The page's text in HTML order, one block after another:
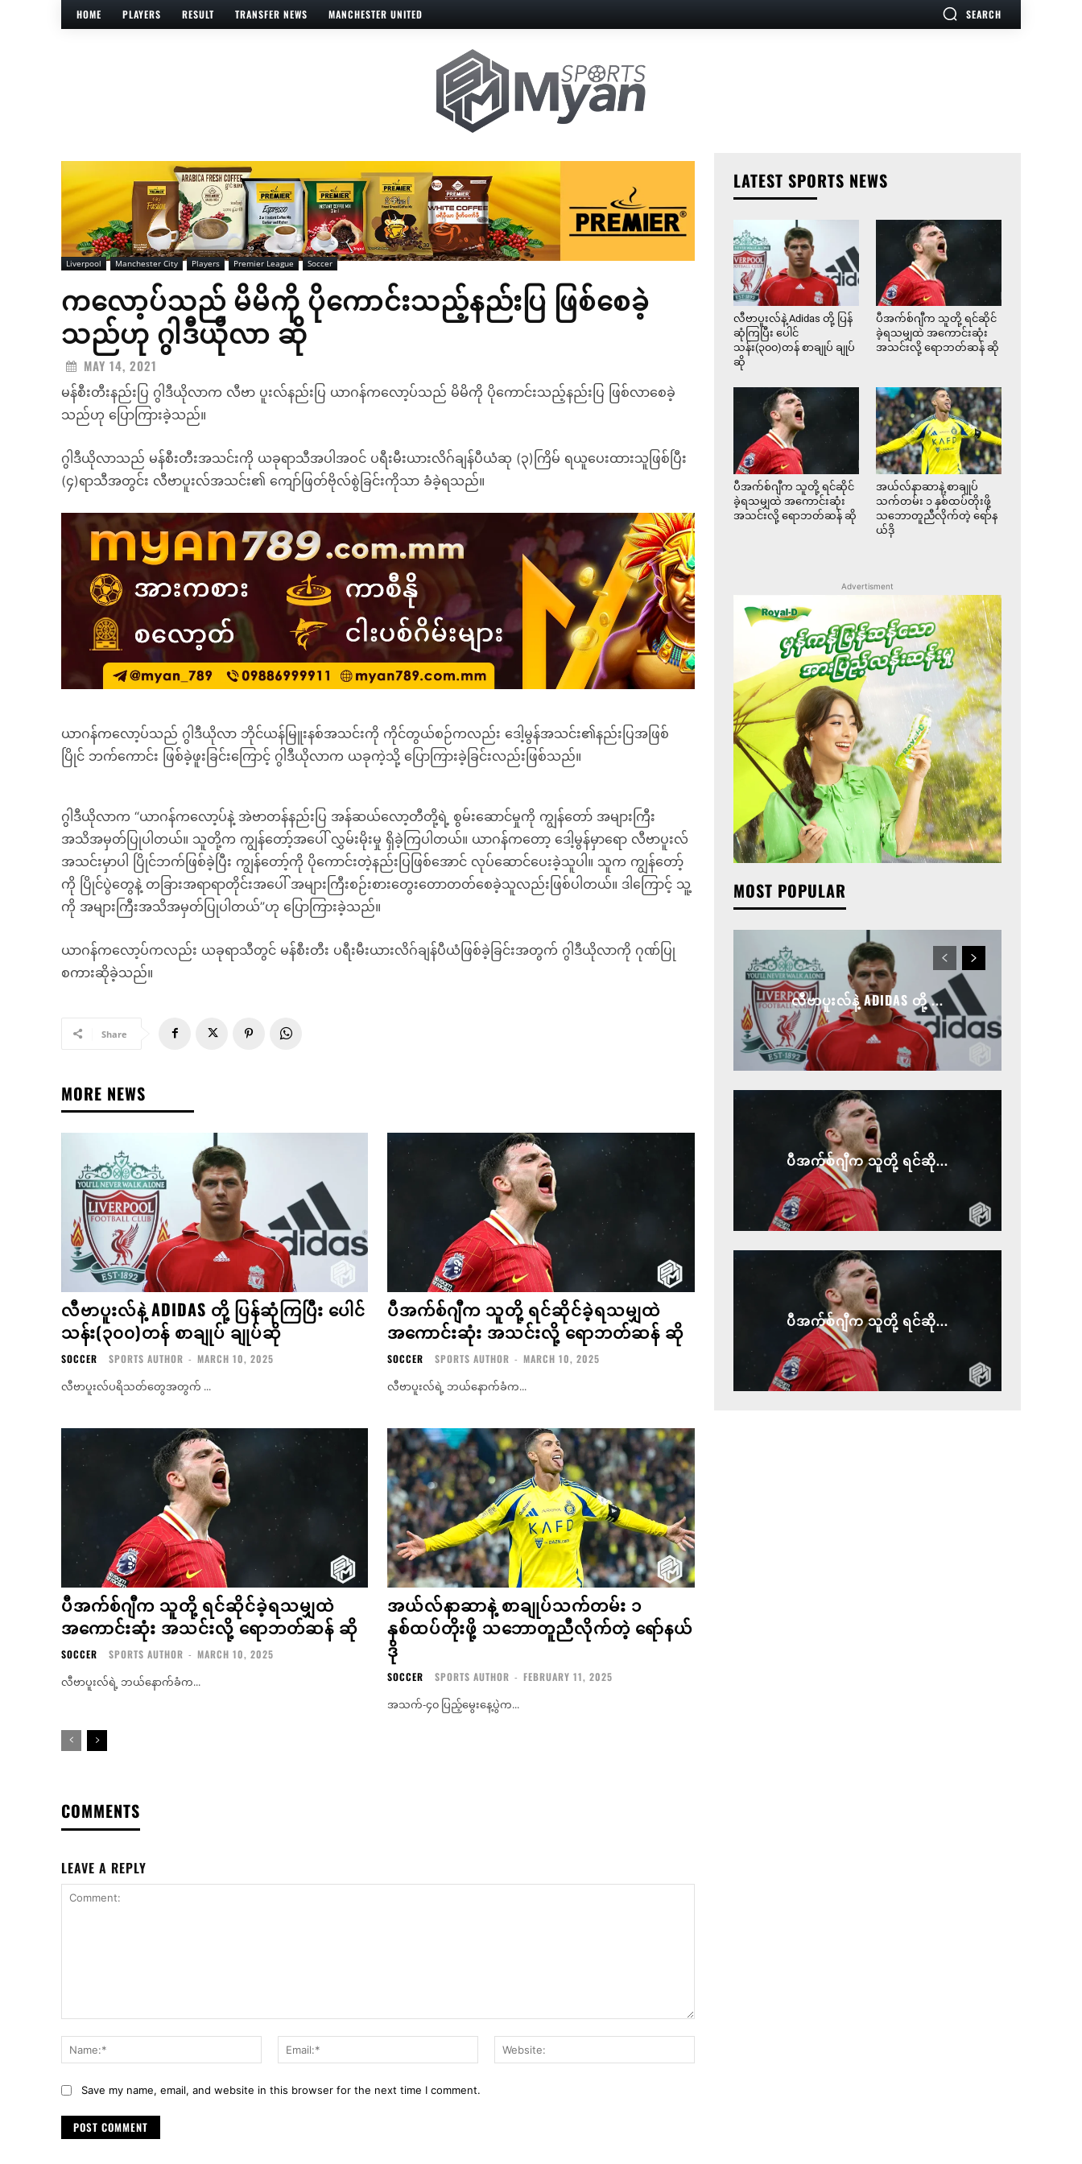
HOME PLAYERS RESULT TRANSFER NEWS MANCHESTER UNITED SEARCH
Liverpool Manchester City Players Premier League Soccer
ကလော့ပ်သည် မိမိကို ပိုကောင်းသည့်နည်းပြ ဖြစ်စေခဲ့
သည်ဟု ဂွါဒီယိုလာ ဆို
MAY 14, 2021
မန်စီးတီးနည်းပြ ဂွါဒီယိုလာက လီဗာ ပူးလ်နည်းပြ ယာဂန်ကလော့ပ်သည် မိမိကို ပိုကောင်းသည့်နည်းပြ ဖြစ်လာစေခဲ့
သည်ဟု ပြောကြားခဲ့သည်။
ဂွါဒီယိုလာသည် မန်စီးတီးအသင်းကို ယခုရာသီအပါအဝင် ပရီးမီးယားလိဂ်ချန်ပီယံဆု (၃)ကြိမ် ရယူပေးထားသူဖြစ်ပြီး
(၄)ရာသီအတွင်း လီဗာပူးလ်အသင်း၏ ကျော်ဖြတ်ဗိုလ်စွဲခြင်းကိုသာ ခံခဲ့ရသည်။
ယာဂန်ကလော့ပ်သည် ဂွါဒီယိုလာ ဘိုင်ယန်မြူးနစ်အသင်းကို ကိုင်တွယ်စဉ်ကလည်း ဒေါ့မွန်အသင်း၏နည်းပြအဖြစ်
ပြိုင် ဘက်ကောင်း ဖြစ်ခဲ့ဖူးခြင်းကြောင့် ဂွါဒီယိုလာက ယခုကဲ့သို့ ပြောကြားခဲ့ခြင်းလည်းဖြစ်သည်။
ဂွါဒီယိုလာက “ယာဂန်ကလော့ပ်နဲ့ အဲဗာတန်နည်းပြ အန်ဆယ်လော့တီတို့ရဲ့ စွမ်းဆောင်မှုကို ကျွန်တော် အများကြီး
အသိအမှတ်ပြုပါတယ်။ သူတို့က ကျွန်တော့်အပေါ် လွှမ်းမိုးမှု ရှိခဲ့ကြပါတယ်။ ယာဂန်ကတော့ ဒေါ့မွန်မှာရော လီဗာပူးလ်
အသင်းမှာပါ ပြိုင်ဘက်ဖြစ်ခဲ့ပြီး ကျွန်တော့်ကို ပိုကောင်းတဲ့နည်းပြဖြစ်အောင် လုပ်ဆောင်ပေးခဲ့သူပါ။ သူက ကျွန်တော့်
ကို ပြိုင်ပွဲတွေနဲ့ တခြားအရာရာတိုင်းအပေါ် အများကြီးစဉ်းစားတွေးတောတတ်စေခဲ့သူလည်းဖြစ်ပါတယ်။ ဒါကြောင့် သူ့
ကို အများကြီးအသိအမှတ်ပြုပါတယ်”ဟု ပြောကြားခဲ့သည်။
ယာဂန်ကလော့ပ်ကလည်း ယခုရာသီတွင် မန်စီးတီး ပရီးမီးယားလိဂ်ချန်ပီယံဖြစ်ခဲ့ခြင်းအတွက် ဂွါဒီယိုလာကို ဂုဏ်ပြု
စကားဆိုခဲ့သည်။
Share
MORE NEWS
လီဗာပူးလ်နဲ့ ADIDAS တို့ ပြန်ဆုံကြပြီး ပေါင်
သန်း(၃၀၀)တန် စာချုပ် ချုပ်ဆို
SOCCER SPORTS AUTHOR - MARCH 10, 2025
လီဗာပူးလ်ပရိသတ်တွေအတွက် ...
ပီအက်စ်ဂျီက သူတို့ ရင်ဆိုင်ခဲ့ရသမျှထဲ
အကောင်းဆုံး အသင်းလို့ ရောဘတ်ဆန် ဆို
SOCCER SPORTS AUTHOR - MARCH 10, 2025
လီဗာပူးလ်ရဲ့ ဘယ်နောက်ခံက...
ပီအက်စ်ဂျီက သူတို့ ရင်ဆိုင်ခဲ့ရသမျှထဲ
အကောင်းဆုံး အသင်းလို့ ရောဘတ်ဆန် ဆို
SOCCER SPORTS AUTHOR - MARCH 10, 2025
လီဗာပူးလ်ရဲ့ ဘယ်နောက်ခံက...
အယ်လ်နာဆာနဲ့ စာချုပ်သက်တမ်း ၁
နှစ်ထပ်တိုးဖို့ သဘောတူညီလိုက်တဲ့ ရော်နယ်
ဒို
SOCCER SPORTS AUTHOR - FEBRUARY 11, 2025
အသက်-၄၀ ပြည့်မွေးနေ့ပွဲက...
COMMENTS
LEAVE A REPLY
Name:*
Email:*
Save my name, email, and website in this browser for the next time I comment.
LATEST SPORTS NEWS
လီဗာပူးလ်နဲ့ Adidas တို့ ပြန်
ဆုံကြပြီး ပေါင်
သန်း(၃၀၀)တန် စာချုပ် ချုပ်
ဆို
ပီအက်စ်ဂျီက သူတို့ ရင်ဆိုင်
ခဲ့ရသမျှထဲ အကောင်းဆုံး
အသင်းလို့ ရောဘတ်ဆန် ဆို
ပီအက်စ်ဂျီက သူတို့ ရင်ဆိုင်
ခဲ့ရသမျှထဲ အကောင်းဆုံး
အသင်းလို့ ရောဘတ်ဆန် ဆို
အယ်လ်နာဆာနဲ့ စာချုပ်
သက်တမ်း ၁ နှစ်ထပ်တိုးဖို့
သဘောတူညီလိုက်တဲ့ ရော်န
ယ်ဒို
Advertisment
MOST POPULAR
လီဗာပူးလ်နဲ့ ADIDAS တို့ ...
ပီအက်စ်ဂျီက သူတို့ ရင်ဆို...
ပီအက်စ်ဂျီက သူတို့ ရင်ဆို...